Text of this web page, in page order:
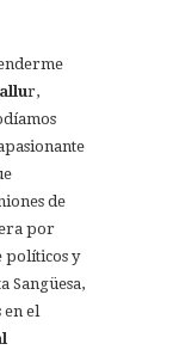
r,
de
por
políticos y
Sangüesa,
en el